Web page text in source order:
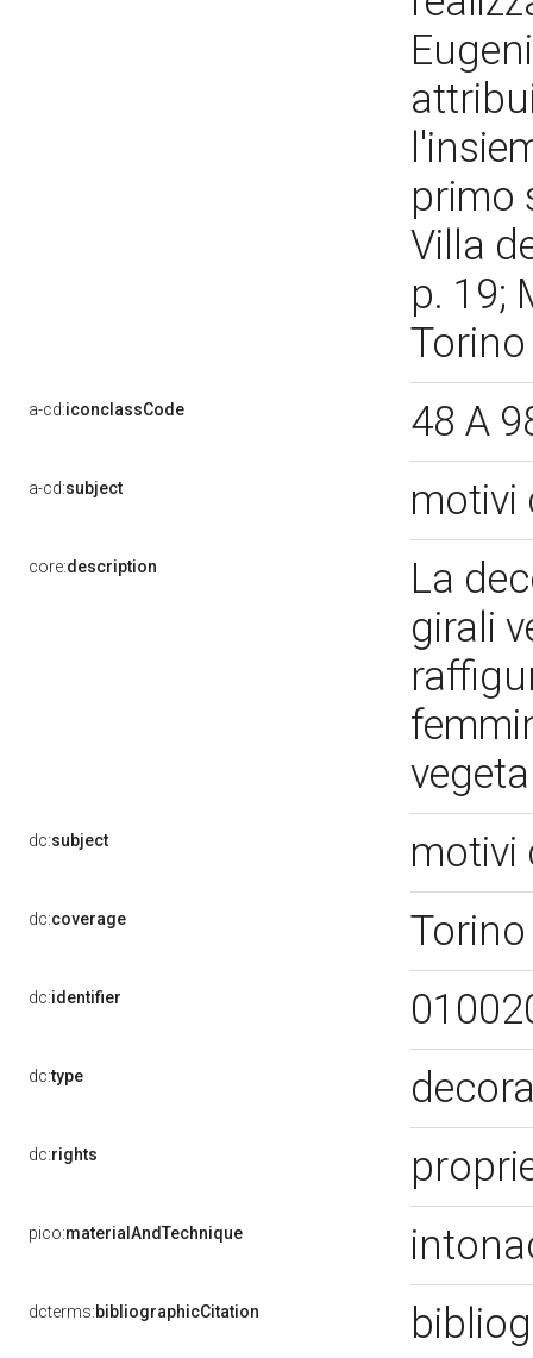
primo
Villa
p. 19;
a-cd:iconclassCode 48 A
a-cd:subject motivi
core:description
La
girali
dc:subject motivi
dc:coverage
dc:identifier
dc:type
dc:rights
pico:materialAndTechnique
dcterms:bibliographicCitation